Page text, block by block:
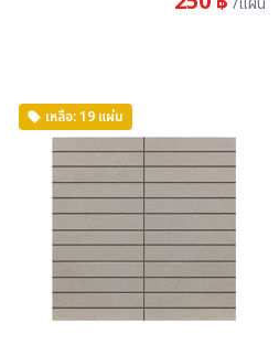
เหลือ: 19 แผ่น